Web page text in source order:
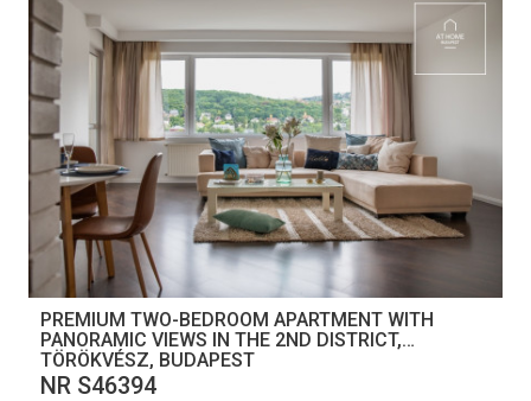
PREMIUM TWO-BEDROOM APARTMENT WITH
PANORAMIC VIEWS IN THE 2ND DISTRICT,
TÖRÖKVÉSZ, BUDAPEST
NR S46394